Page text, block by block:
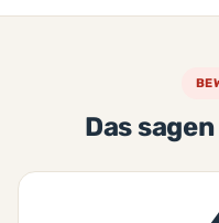
Das sagen